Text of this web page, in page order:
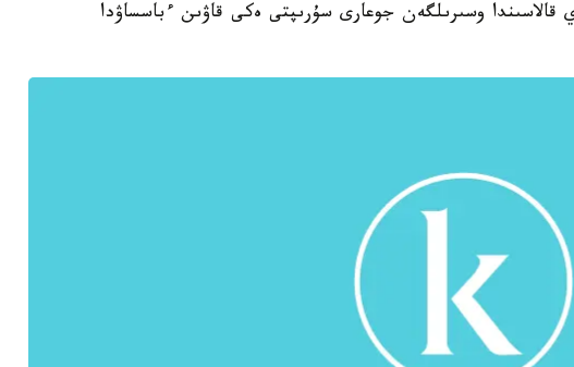
قالاسىندا وسىرىلگەن جوعارى سۇرىپتى ەكى قاۋىن ءباسساۋدا